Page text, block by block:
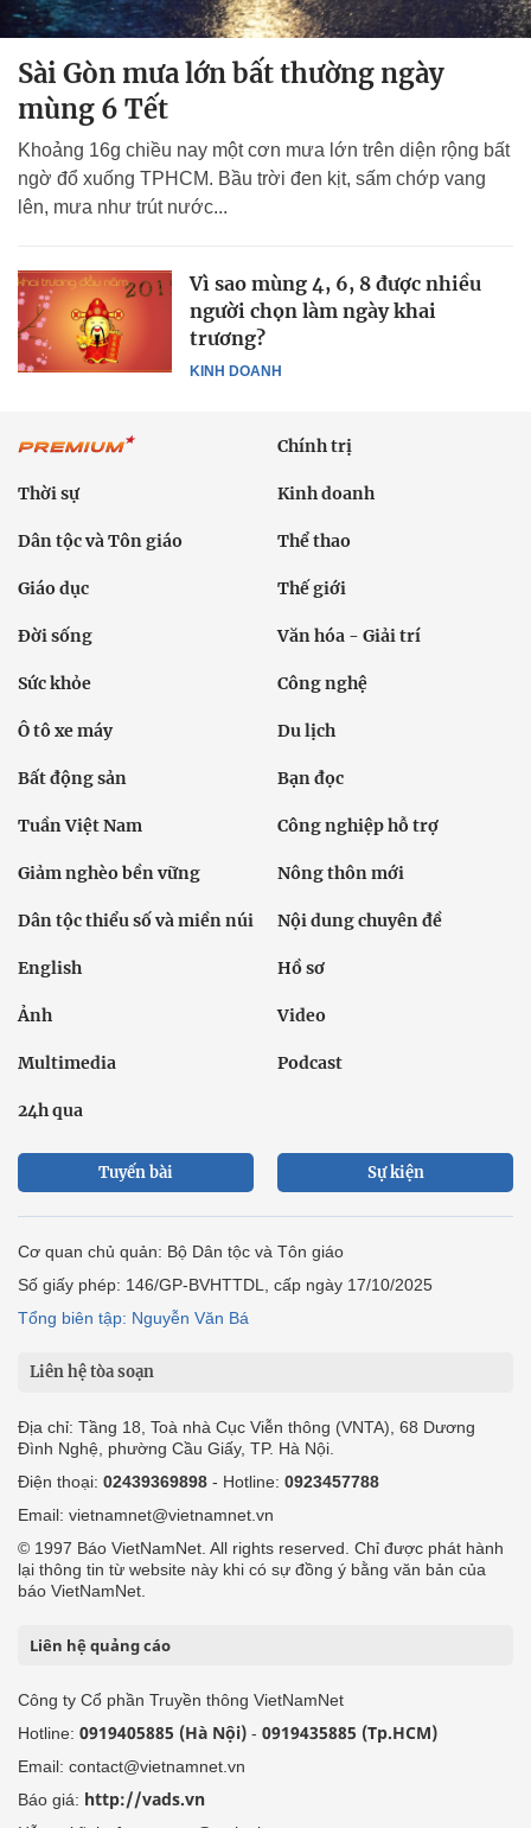
Sài Gòn mưa lớn bất thường ngày
mùng 6 Tết
Khoảng 16g chiều nay một cơn mưa lớn trên diện rộng bất
ngờ đổ xuống TPHCM. Bầu trời đen kịt, sấm chớp vang
lên, mưa như trút nước...
KINH DOANH
Vì sao mùng 4, 6, 8 được nhiều
người chọn làm ngày khai
trương?
Chính trị
Thời sự Kinh doanh
Dân tộc và Tôn giáo Thể thao
Giáo dục Thế giới
Đời sống Văn hóa - Giải trí
Sức khỏe Công nghệ
Ô tô xe máy Du lịch
Bất động sản Bạn đọc
Tuần Việt Nam Công nghiệp hỗ trợ
Giảm nghèo bền vững Nông thôn mới
Dân tộc thiểu số và miền núi Nội dung chuyên đề
English Hồ sơ
Ảnh Video
Multimedia Podcast
24h qua
Tuyến bài Sự kiện
Cơ quan chủ quản: Bộ Dân tộc và Tôn giáo
Số giấy phép: 146/GP-BVHTTDL, cấp ngày 17/10/2025
Tổng biên tập: Nguyễn Văn Bá
Liên hệ tòa soạn
Địa chỉ: Tầng 18, Toà nhà Cục Viễn thông (VNTA), 68 Dương
Đình Nghệ, phường Cầu Giấy, TP. Hà Nội.
Điện thoại: 02439369898 - Hotline: 0923457788
Email: vietnamnet@vietnamnet.vn
© 1997 Báo VietNamNet. All rights reserved. Chỉ được phát hành
lại thông tin từ website này khi có sự đồng ý bằng văn bản của
báo VietNamNet.
Liên hệ quảng cáo
Công ty Cổ phần Truyền thông VietNamNet
Hotline: 0919405885 (Hà Nội) - 0919435885 (Tp.HCM)
Email: contact@vietnamnet.vn
Báo giá: http://vads.vn